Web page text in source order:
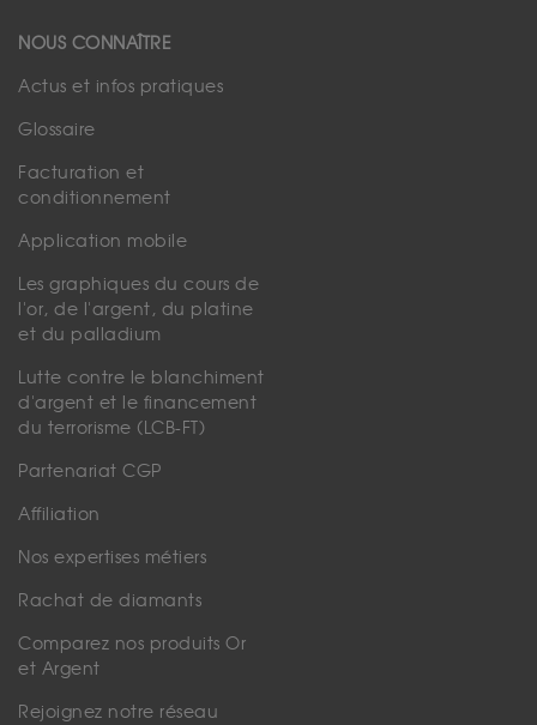
NOUS CONNAÎTRE
Actus et infos pratiques
Glossaire
Facturation et
conditionnement
Application mobile
Les graphiques du cours de
l'or, de l'argent, du platine
et du palladium
Lutte contre le blanchiment
d'argent et le financement
du terrorisme (LCB-FT)
Partenariat CGP
Affiliation
Nos expertises métiers
Rachat de diamants
Comparez nos produits Or
et Argent
Rejoignez notre réseau